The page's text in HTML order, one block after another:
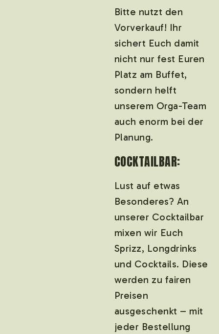
Bitte nutzt den
Vorverkauf! Ihr
sichert Euch damit
nicht nur fest Euren
Platz am Buffet,
sondern helft
unserem Orga-Team
auch enorm bei der
Planung.
COCKTAILBAR:
Lust auf etwas
Besonderes? An
unserer Cocktailbar
mixen wir Euch
Sprizz, Longdrinks
und Cocktails. Diese
werden zu fairen
Preisen
ausgeschenkt – mit
jeder Bestellung